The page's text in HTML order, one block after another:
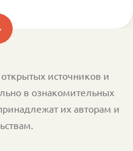
источников и
в ознакомительных
их авторам и